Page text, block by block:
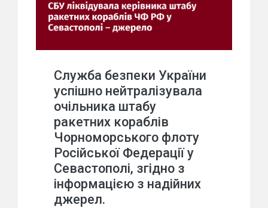
Служба безпеки України
успішно нейтралізувала
очільника штабу
ракетних кораблів
Чорноморського флоту
Російської Федерації у
Севастополі, згідно з
інформацією з надійних
джерел.